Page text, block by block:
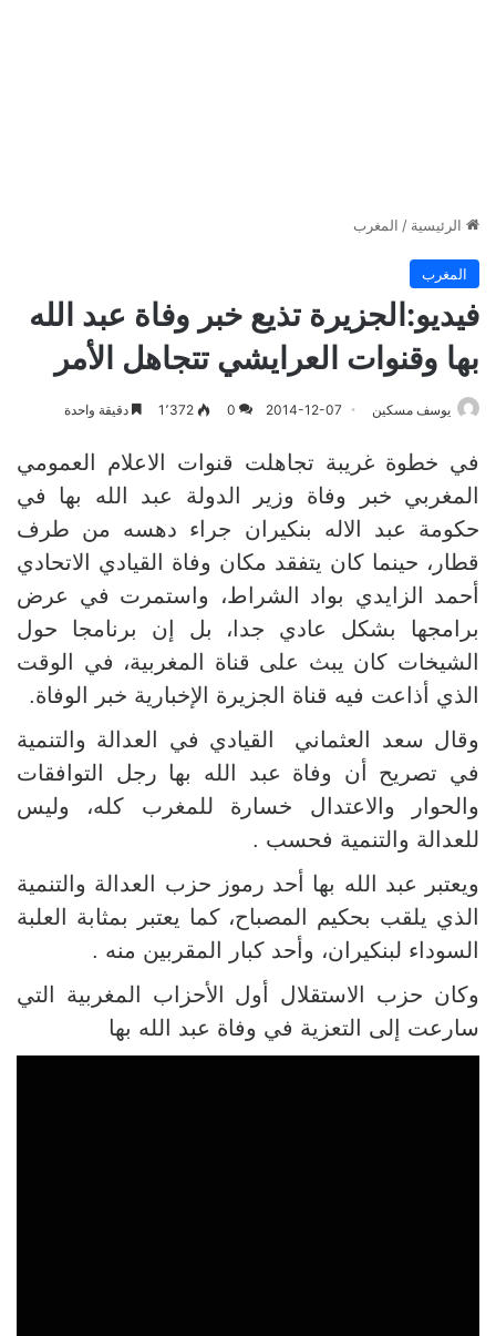
الرئيسية / المغرب
المغرب
فيديو:الجزيرة تذيع خبر وفاة عبد الله
بها وقنوات العرايشي تتجاهل الأمر
يوسف مسكين 2014-12-07
0 1٬372 دقيقة واحدة
في خطوة غريبة تجاهلت قنوات الاعلام العمومي
المغربي خبر وفاة وزير الدولة عبد الله بها في
حكومة عبد الاله بنكيران جراء دهسه من طرف
قطار، حينما كان يتفقد مكان وفاة القيادي الاتحادي
أحمد الزايدي بواد الشراط، واستمرت في عرض
برامجها بشكل عادي جدا، بل إن برنامجا حول
الشيخات كان يبث على قناة المغربية، في الوقت
الذي أذاعت فيه قناة الجزيرة الإخبارية خبر الوفاة.
وقال سعد العثماني القيادي في العدالة والتنمية
في تصريح أن وفاة عبد الله بها رجل التوافقات
والحوار والاعتدال خسارة للمغرب كله، وليس
للعدالة والتنمية فحسب .
ويعتبر عبد الله بها أحد رموز حزب العدالة والتنمية
الذي يلقب بحكيم المصباح، كما يعتبر بمثابة العلبة
السوداء لبنكيران، وأحد كبار المقربين منه .
وكان حزب الاستقلال أول الأحزاب المغربية التي
سارعت إلى التعزية في وفاة عبد الله بها